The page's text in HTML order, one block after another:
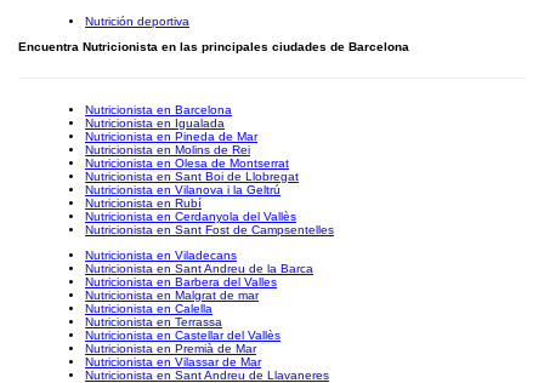
Nutrición deportiva
Encuentra Nutricionista en las principales ciudades de Barcelona
Nutricionista en Barcelona
Nutricionista en Igualada
Nutricionista en Pineda de Mar
Nutricionista en Molins de Rei
Nutricionista en Olesa de Montserrat
Nutricionista en Sant Boi de Llobregat
Nutricionista en Vilanova i la Geltrú
Nutricionista en Rubí
Nutricionista en Cerdanyola del Vallès
Nutricionista en Sant Fost de Campsentelles
Nutricionista en Viladecans
Nutricionista en Sant Andreu de la Barca
Nutricionista en Barbera del Valles
Nutricionista en Malgrat de mar
Nutricionista en Calella
Nutricionista en Terrassa
Nutricionista en Castellar del Vallès
Nutricionista en Premià de Mar
Nutricionista en Vilassar de Mar
Nutricionista en Sant Andreu de Llavaneres